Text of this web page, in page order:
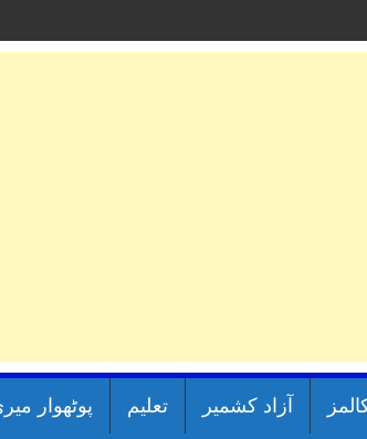
آزاد کشمیر تعلیم پوٹھوار